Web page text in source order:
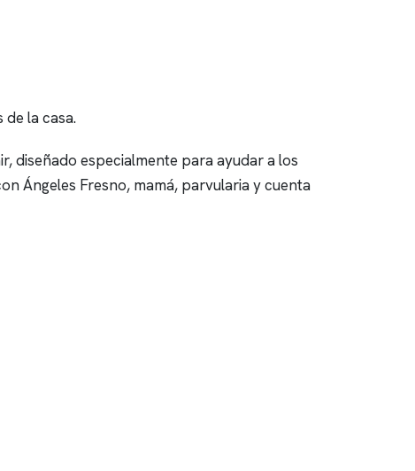
la casa.
diseñado especialmente para ayudar a los
Ángeles Fresno, mamá, parvularia y cuenta